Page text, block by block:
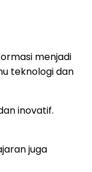
menjadi
teknologi dan
inovatif.
juga